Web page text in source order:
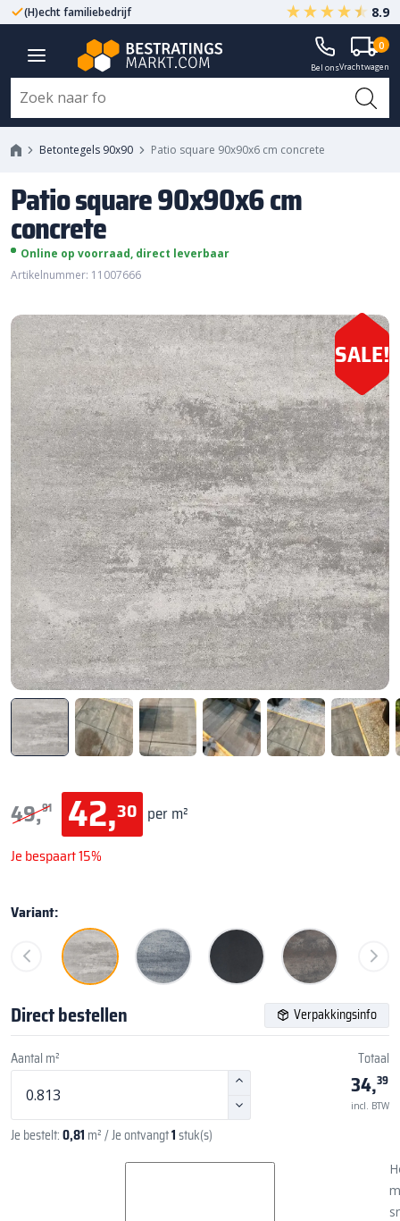
(H)echt familiebedrijf Gegarandeerd A-kwaliteit
8.9
Bel onsVrachtwagen
0
Betontegels 90x90 Patio square 90x90x6 cm concrete
Patio square 90x90x6 cm
concrete
Online op voorraad, direct leverbaar
Artikelnummer: 11007666
SALE!
49,91 42,30 per m²
Je bespaart 15%
Variant:
Direct bestellen Verpakkingsinfo
Aantal m²
Je bestelt:0,81 m²/ Je ontvangt1stuk(s)
Totaal
34,39
incl. BTW
Patio square 90x90x6 cm
concrete